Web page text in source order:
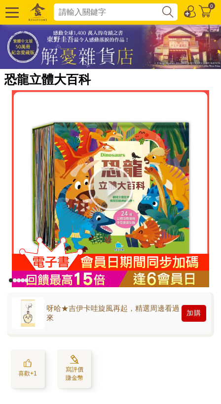
0
恐龍立體大百科
呀哈★吉伊卡哇旋風再起，精選周邊看過
來
加購
喜歡+1
寫評價
賺金幣